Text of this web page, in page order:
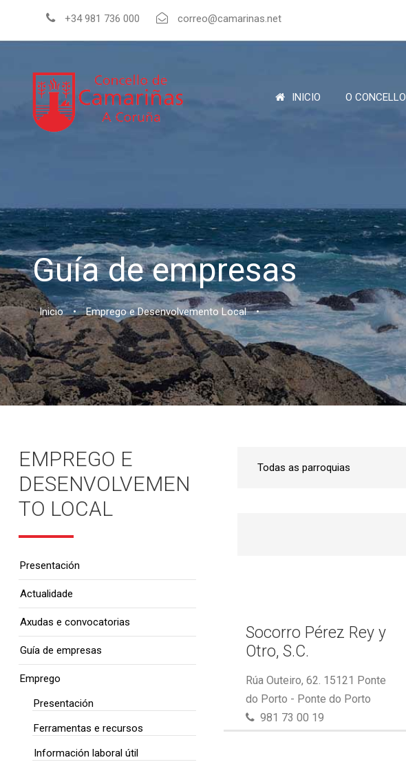
+34 981 736 000 correo@camarinas.net
INICIO O CONCELLO
Guía de empresas
Inicio • Emprego e Desenvolvemento Local •
Socorro Pérez Rey y
Otro, S.C.
Rúa Outeiro, 62. 15121 Ponte
do Porto - Ponte do Porto
981 73 00 19
EMPREGO E
DESENVOLVEMEN
TO LOCAL
Presentación
Actualidade
Axudas e convocatorias
Guía de empresas
Emprego
Presentación
Ferramentas e recursos
Información laboral útil